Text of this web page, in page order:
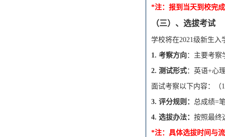
*注：报到当天到校完
（三）、选拔考试
学校将在2021级新生入
1. 考察方向 ：主要考察
2. 测试形式： 英语+心
面试考察以下内容：（
3. 评分规则： 总成绩=
4. 选拔办法： 按照最终
*注： 具体选拔时间与